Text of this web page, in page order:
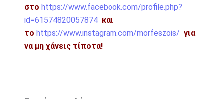
στο https://www.facebook.com/profile.php?
id=61574820057874 και
το https://www.instagram.com/morfeszois/ για
να μη χάνεις τίποτα!